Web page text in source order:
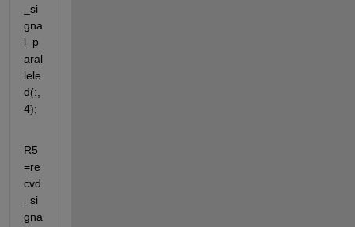
_si
gna
l_p
aral
lele
d(:,
4);
R5
=re
cvd
_si
gna